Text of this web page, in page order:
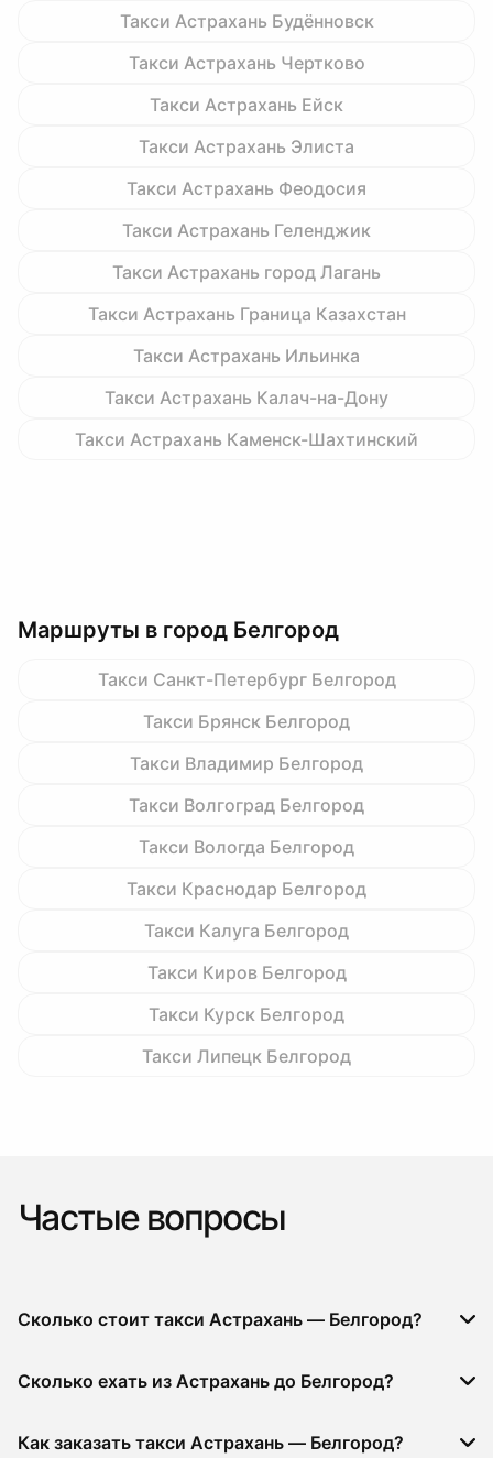
Такси Астрахань Будённовск
Такси Астрахань Чертково
Такси Астрахань Ейск
Такси Астрахань Элиста
Такси Астрахань Феодосия
Такси Астрахань Геленджик
Такси Астрахань город Лагань
Такси Астрахань Граница Казахстан
Такси Астрахань Ильинка
Такси Астрахань Калач-на-Дону
Такси Астрахань Каменск-Шахтинский
Маршруты в город Белгород
Такси Санкт-Петербург Белгород
Такси Брянск Белгород
Такси Владимир Белгород
Такси Волгоград Белгород
Такси Вологда Белгород
Такси Краснодар Белгород
Такси Калуга Белгород
Такси Киров Белгород
Такси Курск Белгород
Такси Липецк Белгород
Частые вопросы
Сколько стоит такси Астрахань — Белгород?
Сколько ехать из Астрахань до Белгород?
Как заказать такси Астрахань — Белгород?